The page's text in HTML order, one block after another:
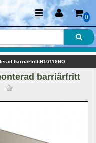
0
barriärfritt H10118HO
barriärfritt